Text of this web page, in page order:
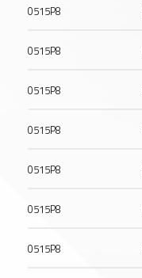
0515P8
0515P8
0515P8
0515P8
0515P8
0515P8
0515P8